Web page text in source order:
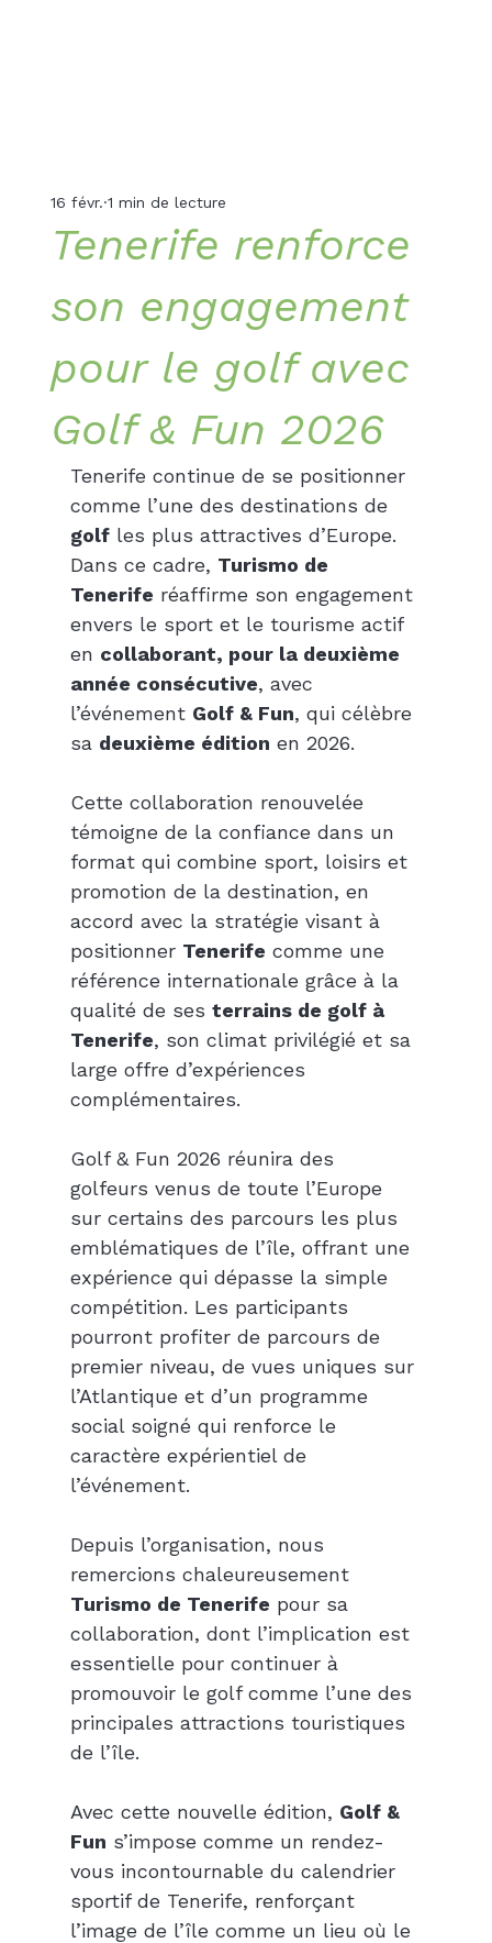
Tenerife renforce
son engagement
pour le golf avec
Golf & Fun 2026
16 févr. 1 min de lecture
Tenerife continue de se positionner
comme l’une des destinations de
golf les plus attractives d’Europe.
Dans ce cadre, Turismo de
Tenerife réaffirme son engagement
envers le sport et le tourisme actif
en collaborant, pour la deuxième
année consécutive, avec
l’événement Golf & Fun, qui célèbre
sa deuxième édition en 2026.
Cette collaboration renouvelée
témoigne de la confiance dans un
format qui combine sport, loisirs et
promotion de la destination, en
accord avec la stratégie visant à
positionner Tenerife comme une
référence internationale grâce à la
qualité de ses terrains de golf à
Tenerife, son climat privilégié et sa
large offre d’expériences
complémentaires.
Golf & Fun 2026 réunira des
golfeurs venus de toute l’Europe
sur certains des parcours les plus
emblématiques de l’île, offrant une
expérience qui dépasse la simple
compétition. Les participants
pourront profiter de parcours de
premier niveau, de vues uniques sur
l’Atlantique et d’un programme
social soigné qui renforce le
caractère expérientiel de
l’événement.
Depuis l’organisation, nous
remercions chaleureusement
Turismo de Tenerife pour sa
collaboration, dont l’implication est
essentielle pour continuer à
promouvoir le golf comme l’une des
principales attractions touristiques
de l’île.
Avec cette nouvelle édition, Golf &
Fun s’impose comme un rendez-
vous incontournable du calendrier
sportif de Tenerife, renforçant
l’image de l’île comme un lieu où le